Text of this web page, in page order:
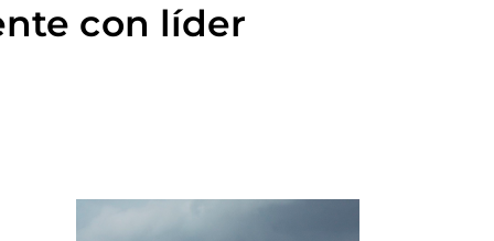
con líder